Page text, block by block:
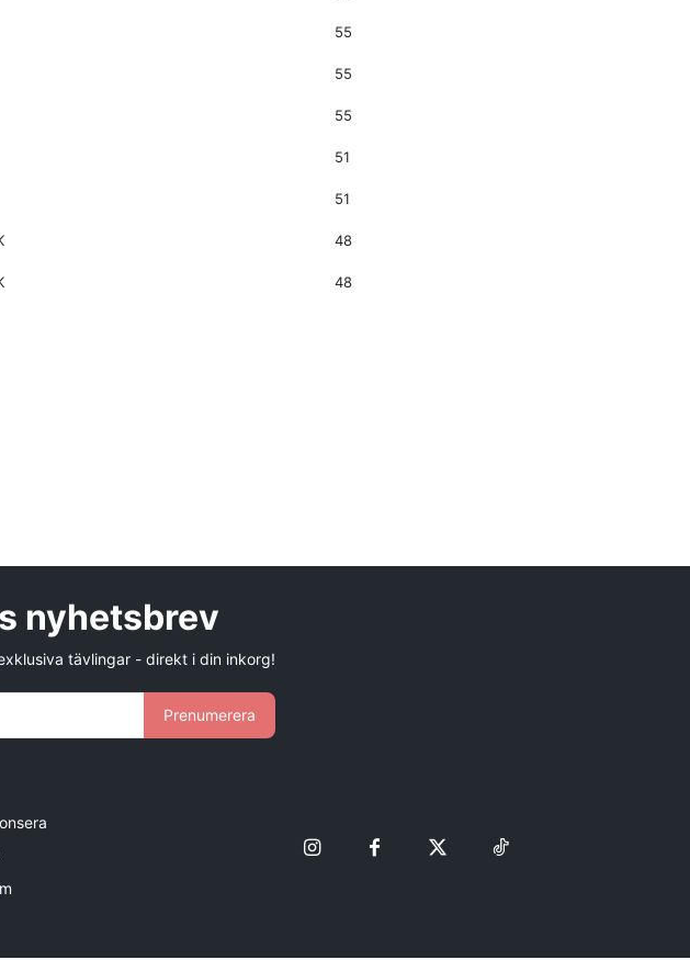
55
55
55
51
51
48
48
nyhetsbrev
tävlingar - direkt i din inkorg!
Prenumerera